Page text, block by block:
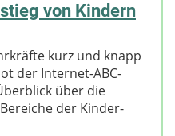
von Kindern
kurz und knapp
der Internet-ABC-
über die
der Kinder-